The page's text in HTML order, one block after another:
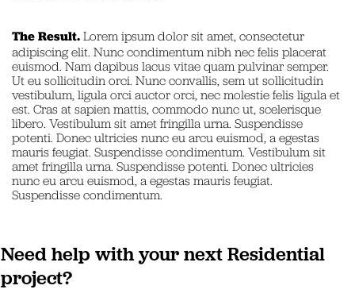
The Result.Lorem ipsum dolor sit amet, consectetur
adipiscing elit. Nunc condimentum nibh nec felis placerat
euismod. Nam dapibus lacus vitae quam pulvinar semper.
Ut eu sollicitudin orci. Nunc convallis, sem ut sollicitudin
vestibulum, ligula orci auctor orci, nec molestie felis ligula et
est. Cras at sapien mattis, commodo nunc ut, scelerisque
libero. Vestibulum sit amet fringilla urna. Suspendisse
potenti. Donec ultricies nunc eu arcu euismod, a egestas
mauris feugiat. Suspendisse condimentum. Vestibulum sit
amet fringilla urna. Suspendisse potenti. Donec ultricies
nunc eu arcu euismod, a egestas mauris feugiat.
Suspendisse condimentum.
Need help with your next Residential
project?